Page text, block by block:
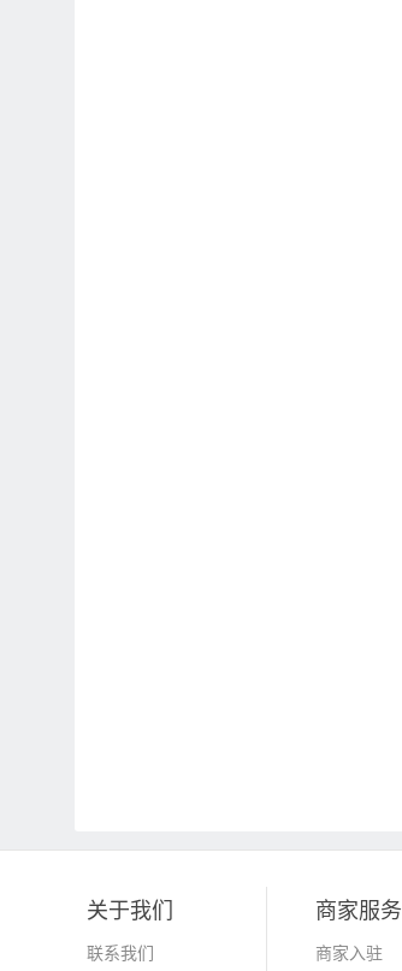
关于我们
联系我们
商家服务
商家入驻